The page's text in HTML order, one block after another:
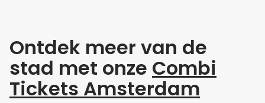
Ontdek meer van de
stad met onze Combi
Tickets Amsterdam